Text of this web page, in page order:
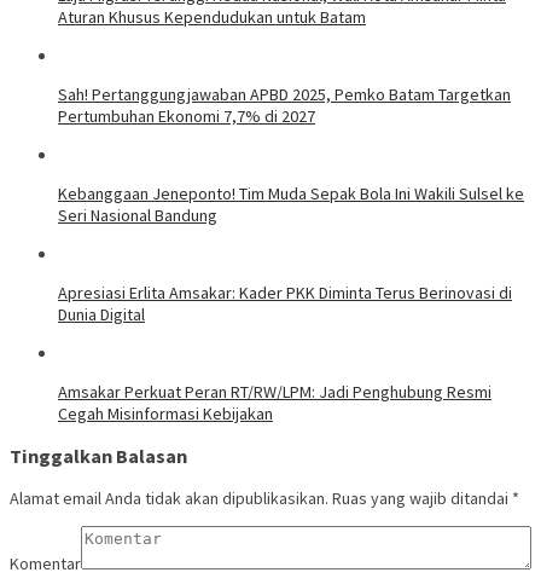
Aturan Khusus Kependudukan untuk Batam
Sah! Pertanggungjawaban APBD 2025, Pemko Batam Targetkan
Pertumbuhan Ekonomi 7,7% di 2027
Kebanggaan Jeneponto! Tim Muda Sepak Bola Ini Wakili Sulsel ke
Seri Nasional Bandung
Apresiasi Erlita Amsakar: Kader PKK Diminta Terus Berinovasi di
Dunia Digital
Amsakar Perkuat Peran RT/RW/LPM: Jadi Penghubung Resmi
Cegah Misinformasi Kebijakan
Tinggalkan Balasan
Alamat email Anda tidak akan dipublikasikan. Ruas yang wajib ditandai *
Komentar